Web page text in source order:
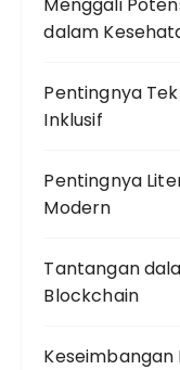
dalam
Pentingnya
Inklusif
Pentingnya
Modern
Tantangan
Blockchain
Keseimbangan